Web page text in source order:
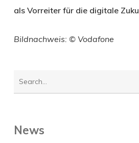
als Vorreiter für die digitale
Bildnachweis: © Vodafone
News